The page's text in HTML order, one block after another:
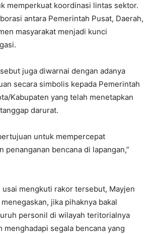
memperkuat koordinasi lintas sektor.
antara Pemerintah Pusat, Daerah,
masyarakat menjadi kunci
juga diwarnai dengan adanya
secara simbolis kepada Pemerintah
Kabupaten yang telah menetapkan
darurat.
untuk mempercepat
penanganan bencana di lapangan,”
mengkuti rakor tersebut, Mayjen
jika pihaknya bakal
personil di wilayah teritorialnya
menghadapi segala bencana yang